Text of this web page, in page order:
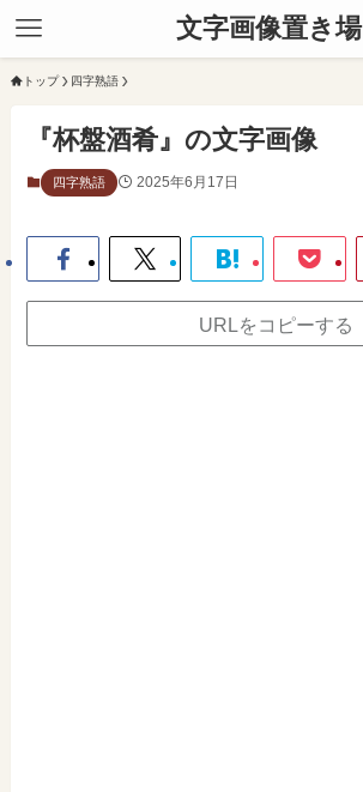
文字画像置き場
トップ 四字熟語
『杯盤酒肴』の文字画像
四字熟語 2025年6月17日
URLをコピーする